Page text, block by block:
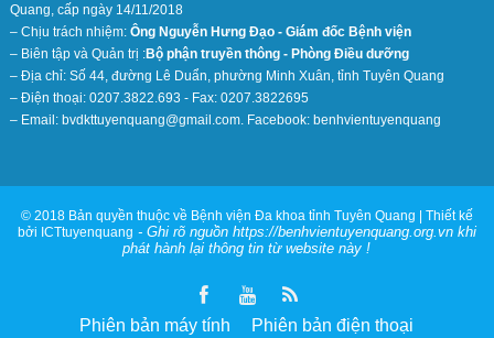
Quang, cấp ngày 14/11/2018
– Chịu trách nhiệm: Ông Nguyễn Hưng Đạo - Giám đốc Bệnh viện
– Biên tập và Quản trị :Bộ phận truyền thông - Phòng Điều dưỡng
– Địa chỉ: Số 44, đường Lê Duẩn, phường Minh Xuân, tỉnh Tuyên Quang
– Điện thoại: 0207.3822.693 - Fax: 0207.3822695
– Email: bvdkttuyenquang@gmail.com. Facebook: benhvientuyenquang
© 2018 Bản quyền thuộc về Bệnh viện Đa khoa tỉnh Tuyên Quang | Thiết kế
bởi ICTtuyenquang - Ghi rõ nguồn https://benhvientuyenquang.org.vn khi
phát hành lại thông tin từ website này !
Phiên bản máy tính Phiên bản điện thoại